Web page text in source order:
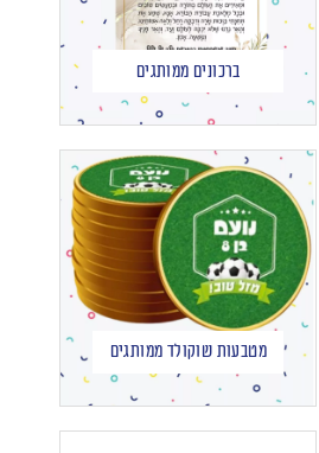
ברכונים ממותגים
מטבעות שוקולד ממותגים